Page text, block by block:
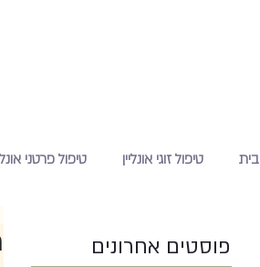
בית טיפול זוגי אונליין טיפול פרטני
פוסטים אחרונים